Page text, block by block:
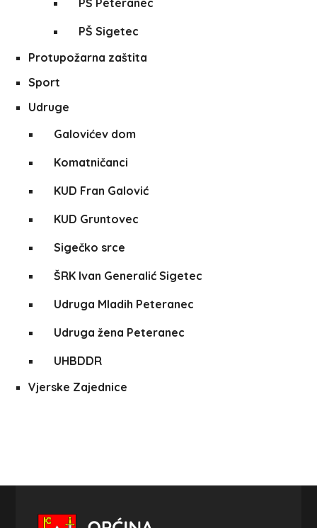
PŠ Peteranec
PŠ Sigetec
Protupožarna zaštita
Sport
Udruge
Galovićev dom
Komatničanci
KUD Fran Galović
KUD Gruntovec
Sigečko srce
ŠRK Ivan Generalić Sigetec
Udruga Mladih Peteranec
Udruga žena Peteranec
UHBDDR
Vjerske Zajednice